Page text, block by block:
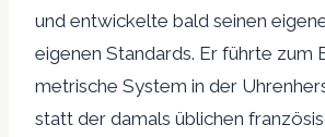
und entwickelte bald seinen
eigenen Standards. Er führte zum
metrische System in der
statt der damals üblichen